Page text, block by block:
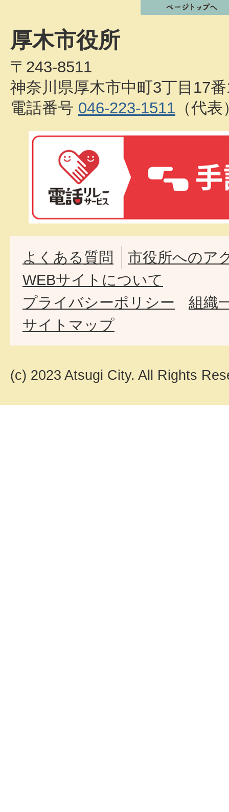
厚木市役所
〒243-8511
神奈川県厚木市中町3丁目17
電話番号 046-223-1511 （代表
よくある質問
市役所へのア
WEBサイトについて
プライバシーポリシー
組織
サイトマップ
(c) 2023 Atsugi City. All Rights